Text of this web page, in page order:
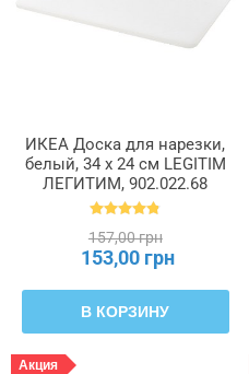
ИКЕА Доска для нарезки,
белый, 34 x 24 см LEGITIM
ЛЕГИТИМ, 902.022.68
157,00 грн
153,00 грн
В КОРЗИНУ
Акция